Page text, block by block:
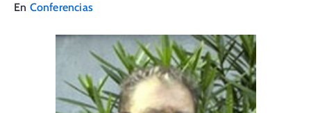
En Conferencias